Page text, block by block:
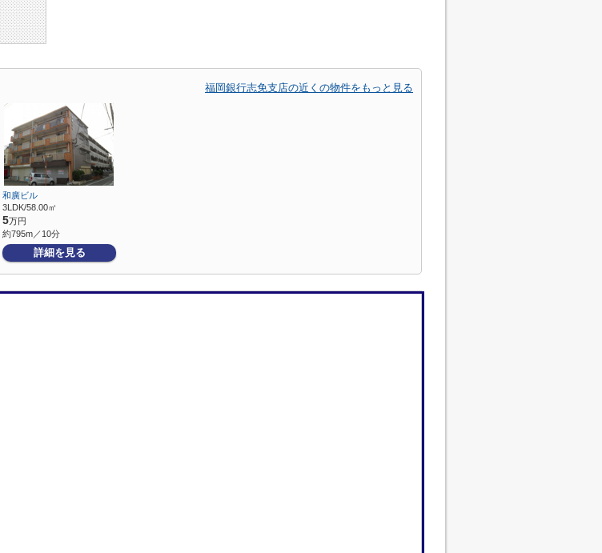
福岡銀行志免支店の近くの物件をもっと見る
和廣ビル
3LDK/58.00㎡
5万円
約795m／10分
詳細を見る